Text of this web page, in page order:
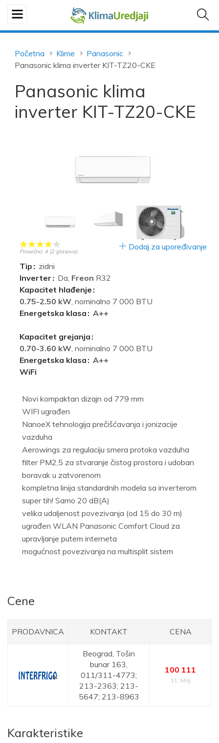
Početna Klime
Panasonic
Panasonic klima inverter KIT-TZ20-CKE
Panasonic klima
inverter KIT-TZ20-CKE
Prosečno: 4 (2 glasova)
Tip
zidni
Inverter
Da, Freon R32
Kapacitet hlađenje
0.75-2.50 kW, nominalno 7 000 BTU
Energetska klasa
A++
Kapacitet grejanja
0.70-3.60 kW, nominalno 7 000 BTU
Energetska klasa
A++
WiFi
Dodaj za upoređivanje
Novi kompaktan dizajn od 779 mm
WIFI ugrađen
NanoeX tehnologija prečišćavanja i jonizacije
vazduha
Aerowings za regulaciju smera protoka vazduha
filter PM2,5 za stvaranje čistog prostora i udoban
boravak u zatvorenom
kompletna linija standardnih modela sa inverterom
super tih! Samo 20 dB(A)
velika udaljenost povezivanja (od 15 do 30 m)
ugrađen WLAN Panasonic Comfort Cloud za
upravljanje putem interneta
mogućnost povezivanja na multisplit sistem
Cene
PRODAVNICA KONTAKT CENA
Beograd, Tošin
bunar 163,
011/311-4773;
213-2363; 213-
5647; 213-8963
100 111
11. Maj
Karakteristike